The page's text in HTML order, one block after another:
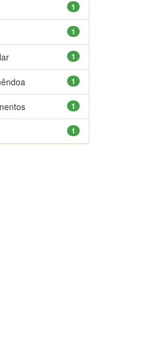
1
1
1
1
1
1